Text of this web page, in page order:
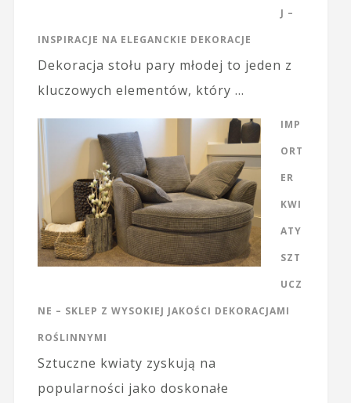
J –
INSPIRACJE NA ELEGANCKIE DEKORACJE
Dekoracja stołu pary młodej to jeden z
kluczowych elementów, który …
IMP
ORT
ER
KWI
ATY
SZT
UCZ
NE – SKLEP Z WYSOKIEJ JAKOŚCI DEKORACJAMI
ROŚLINNYMI
Sztuczne kwiaty zyskują na
popularności jako doskonałe